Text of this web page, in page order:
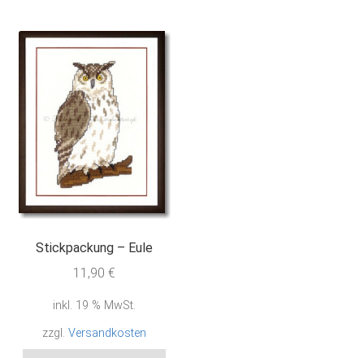
Mein Konto
Stickpackung – Eule
11,90€
inkl. 19 % MwSt.
zzgl.Versandkosten